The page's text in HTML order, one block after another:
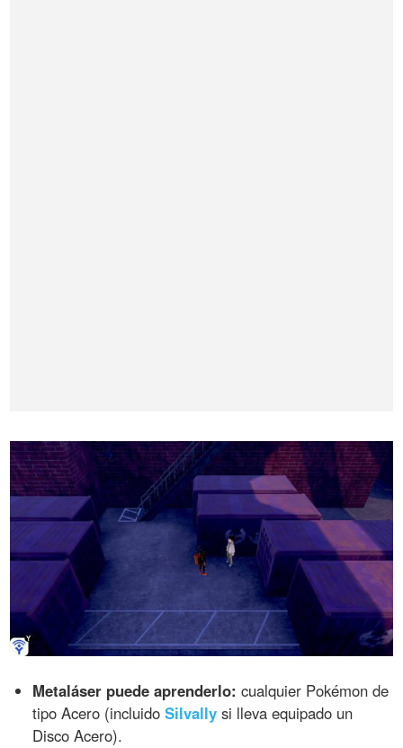
Metaláser puede aprenderlo: cualquier Pokémon de
tipo Acero (incluidoSilvally si lleva equipado un
Disco Acero).